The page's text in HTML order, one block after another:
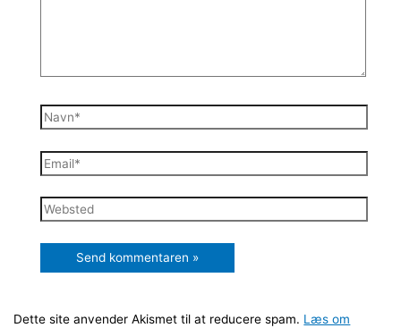
Navn*
Email*
Websted
Dette site anvender Akismet til at reducere spam. Læs om